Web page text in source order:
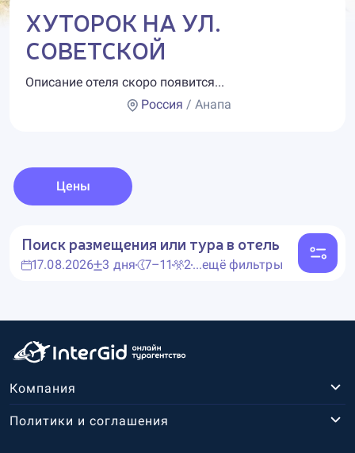
ХУТОРОК НА УЛ.
СОВЕТСКОЙ
Описание отеля скоро появится...
Россия / Анапа
Цены
Поиск размещения или тура в отель
17.08.2026 3 дня 7–11 2...ещё фильтры
Компания
Политики и соглашения